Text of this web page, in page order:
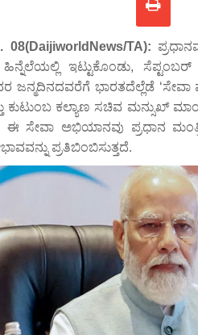
TA):
ಹಿನ್ನೆಲೆಯಲ್ಲಿ ಇಟ್ಟುಕೊಂಡು,
ಜನ್ಮದಿನದವರೆಗೆ ಭಾರತದೆಲ್ಲೆಡೆ ‘ಸೇವಾ
ಕುಟುಂಬ ಕಲ್ಯಾಣ ಸಚಿವ ಮನ್ಸುಖ್
ಸೇವಾ ಅಭಿಯಾನವು ಪ್ರಧಾನ
ಪ್ರತಿಬಿಂಬಿಸುತ್ತದೆ.